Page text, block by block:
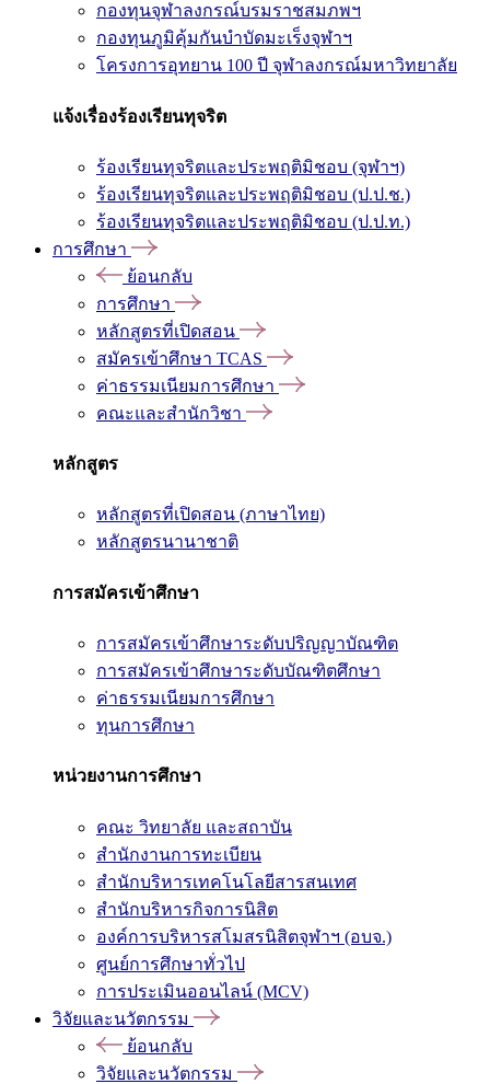
กองทุนจุฬาลงกรณ์บรมราชสมภพฯ
กองทุนภูมิคุ้มกันบำบัดมะเร็งจุฬาฯ
โครงการอุทยาน 100 ปี จุฬาลงกรณ์มหาวิทยาลัย
แจ้งเรื่องร้องเรียนทุจริต
ร้องเรียนทุจริตและประพฤติมิชอบ (จุฬาฯ)
ร้องเรียนทุจริตและประพฤติมิชอบ (ป.ป.ช.)
ร้องเรียนทุจริตและประพฤติมิชอบ (ป.ป.ท.)
การศึกษา
ย้อนกลับ
การศึกษา
หลักสูตรที่เปิดสอน
สมัครเข้าศึกษา TCAS
ค่าธรรมเนียมการศึกษา
คณะและสำนักวิชา
หลักสูตร
หลักสูตรที่เปิดสอน (ภาษาไทย)
หลักสูตรนานาชาติ
การสมัครเข้าศึกษา
การสมัครเข้าศึกษาระดับปริญญาบัณฑิต
การสมัครเข้าศึกษาระดับบัณฑิตศึกษา
ค่าธรรมเนียมการศึกษา
ทุนการศึกษา
หน่วยงานการศึกษา
คณะ วิทยาลัย และสถาบัน
สำนักงานการทะเบียน
สำนักบริหารเทคโนโลยีสารสนเทศ
สำนักบริหารกิจการนิสิต
องค์การบริหารสโมสรนิสิตจุฬาฯ (อบจ.)
ศูนย์การศึกษาทั่วไป
การประเมินออนไลน์ (MCV)
วิจัยและนวัตกรรม
ย้อนกลับ
วิจัยและนวัตกรรม